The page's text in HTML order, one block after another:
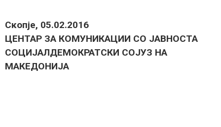
Скопје, 05.02.2016
ЦЕНТАР ЗА КОМУНИКАЦИИ СО ЈАВНОСТА
СОЦИЈАЛДЕМОКРАТСКИ СОЈУЗ НА
МАКЕДОНИЈА